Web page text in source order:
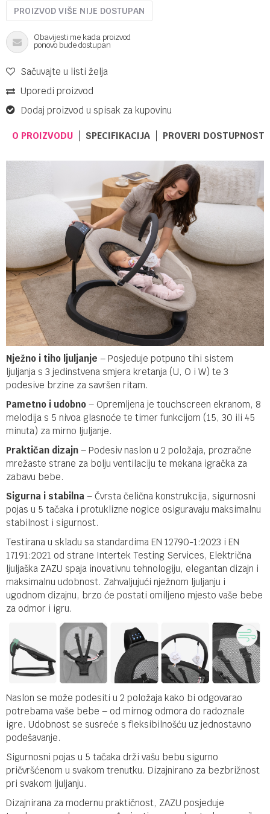
PROIZVOD VIŠE NIJE DOSTUPAN
Obavijesti me kada proizvod
ponovo bude dostupan
Sačuvajte u listi želja
Uporedi proizvod
Dodaj proizvod u spisak za kupovinu
O PROIZVODU SPECIFIKACIJA PROVERI DOSTUPNOST
Nježno i tiho ljuljanje – Posjeduje potpuno tihi sistem
ljuljanja s 3 jedinstvena smjera kretanja (U, O i W) te 3
podesive brzine za savršen ritam.
Pametno i udobno – Opremljena je touchscreen ekranom, 8
melodija s 5 nivoa glasnoće te timer funkcijom (15, 30 ili 45
minuta) za mirno ljuljanje.
Praktičan dizajn – Podesiv naslon u 2 položaja, prozračne
mrežaste strane za bolju ventilaciju te mekana igračka za
zabavu bebe.
Sigurna i stabilna – Čvrsta čelična konstrukcija, sigurnosni
pojas u 5 tačaka i protuklizne nogice osiguravaju maksimalnu
stabilnost i sigurnost.
Testirana u skladu sa standardima EN 12790-1:2023 i EN
17191:2021 od strane Intertek Testing Services, Električna
ljuljaška ZAZU spaja inovativnu tehnologiju, elegantan dizajn i
maksimalnu udobnost. Zahvaljujući nježnom ljuljanju i
ugodnom dizajnu, brzo će postati omiljeno mjesto vaše bebe
za odmor i igru.
Naslon se može podesiti u 2 položaja kako bi odgovarao
potrebama vaše bebe – od mirnog odmora do radoznale
igre. Udobnost se susreće s fleksibilnošću uz jednostavno
podešavanje.
Sigurnosni pojas u 5 tačaka drži vašu bebu sigurno
pričvršćenom u svakom trenutku. Dizajnirano za bezbrižnost
pri svakom ljuljanju.
Dizajnirana za modernu praktičnost, ZAZU posjeduje